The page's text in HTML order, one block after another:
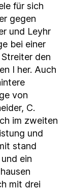
für sich
gegen
und Leyhr
bei einer
den
I her. Auch
von
C.
im zweiten
und
stand
ein
mit drei